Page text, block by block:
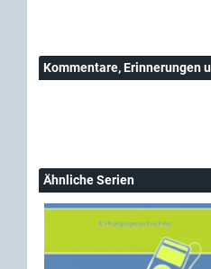
Kommentare, Erinnerungen
Ähnliche Serien